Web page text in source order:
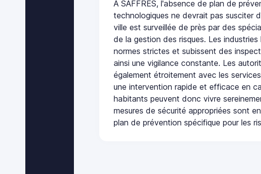
À SAFFRES, l'absence de plan de
technologiques ne devrait pas susciter
ville est surveillée de près par des
de la gestion des risques. Les
normes strictes et subissent des
ainsi une vigilance constante. Les
également étroitement avec les
une intervention rapide et efficace en
habitants peuvent donc vivre
mesures de sécurité appropriées sont
plan de prévention spécifique pour les